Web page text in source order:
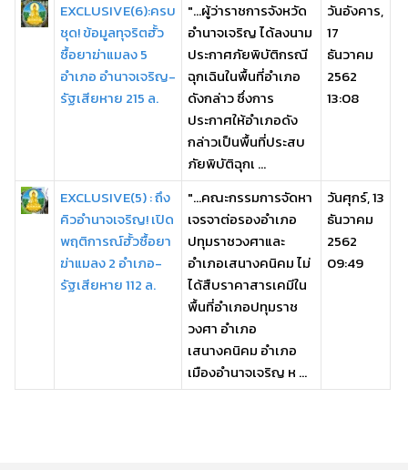
EXCLUSIVE(6):ครบ
ชุด! ข้อมูลทุจริตฮั้ว
ซื้อยาฆ่าแมลง 5
อำเภอ อำนาจเจริญ-
รัฐเสียหาย 215 ล.
"...ผู้ว่าราชการจังหวัด
อำนาจเจริญ ได้ลงนาม
ประกาศภัยพิบัติกรณี
ฉุกเฉินในพื้นที่อำเภอ
ดังกล่าว ซึ่งการ
ประกาศให้อำเภอดัง
กล่าวเป็นพื้นที่ประสบ
ภัยพิบัติฉุกเ ...
วันอังคาร,
17
ธันวาคม
2562
13:08
EXCLUSIVE(5) : ถึง
คิวอำนาจเจริญ! เปิด
พฤติการณ์ฮั้วซื้อยา
ฆ่าแมลง 2 อำเภอ-
รัฐเสียหาย 112 ล.
"...คณะกรรมการจัดหา
เจรจาต่อรองอำเภอ
ปทุมราชวงศาและ
อำเภอเสนางคนิคม ไม่
ได้สืบราคาสารเคมีใน
พื้นที่อำเภอปทุมราช
วงศา อำเภอ
เสนางคนิคม อำเภอ
เมืองอำนาจเจริญ ห ...
วันศุกร์, 13
ธันวาคม
2562
09:49